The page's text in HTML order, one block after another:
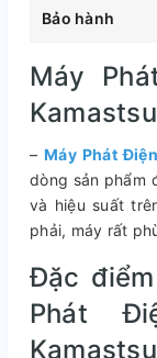
Bảo hành
Máy
–Máy Phát
dòng sản phẩm
và hiệu suất
phải, máy rất
Đặc
Phát